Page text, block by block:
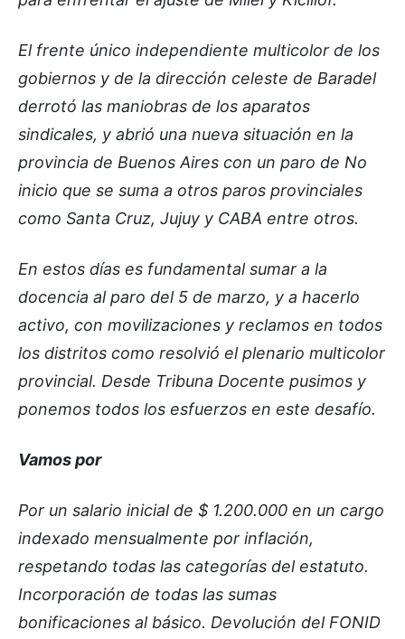
El frente único independiente multicolor de los
gobiernos y de la dirección celeste de Baradel
derrotó las maniobras de los aparatos
sindicales, y abrió una nueva situación en la
provincia de Buenos Aires con un paro de No
inicio que se suma a otros paros provinciales
como Santa Cruz, Jujuy y CABA entre otros.
En estos días es fundamental sumar a la
docencia al paro del 5 de marzo, y a hacerlo
activo, con movilizaciones y reclamos en todos
los distritos como resolvió el plenario multicolor
provincial. Desde Tribuna Docente pusimos y
ponemos todos los esfuerzos en este desafío.
Vamos por
Por un salario inicial de $ 1.200.000 en un cargo
indexado mensualmente por inflación,
respetando todas las categorías del estatuto.
Incorporación de todas las sumas
bonificaciones al básico. Devolución del FONID